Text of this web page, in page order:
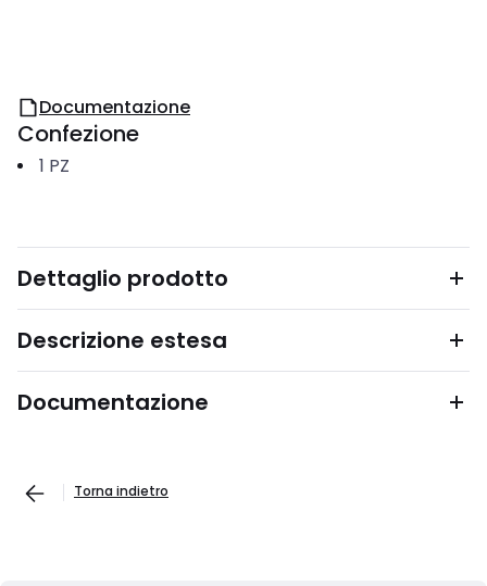
Documentazione
Confezione
1 PZ
Dettaglio prodotto
Descrizione estesa
Documentazione
Torna indietro